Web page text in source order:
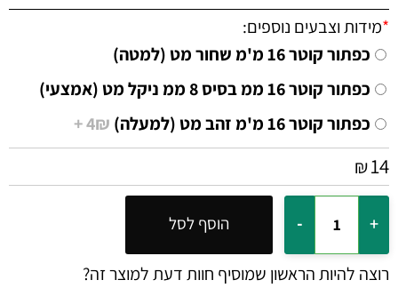
*מידות וצבעים נוספים:
כפתור קוטר 16 מ'מ שחור מט (למטה)
כפתור קוטר 16 ממ בסיס 8 ממ ניקל מט (אמצעי)
כפתור קוטר 16 מ'מ זהב מט (למעלה)
4₪ +
₪14
הוסף לסל
רוצה להיות הראשון שמוסיף חוות דעת למוצר זה?